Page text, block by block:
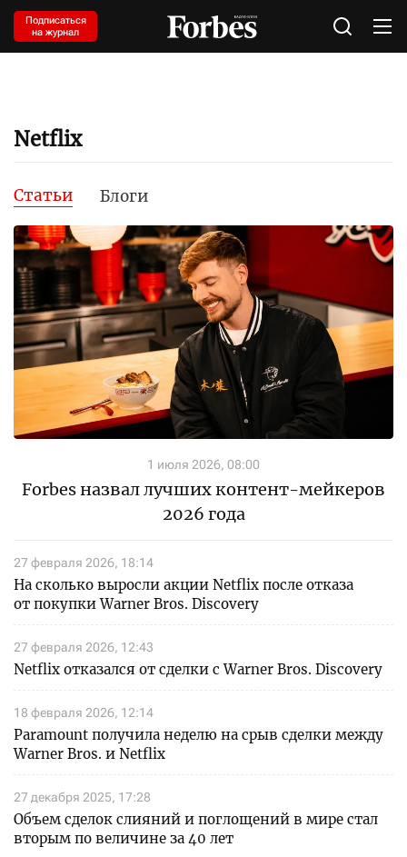
Подписаться
на журнал
Netflix
Статьи Блоги
1 июля 2026, 08:00
Forbes назвал лучших контент-мейкеров
2026 года
27 февраля 2026, 18:14
На сколько выросли акции Netflix после отказа
от покупки Warner Bros. Discovery
27 февраля 2026, 12:43
Netflix отказался от сделки с Warner Bros. Discovery
18 февраля 2026, 12:14
Paramount получила неделю на срыв сделки между
Warner Bros. и Netflix
27 декабря 2025, 17:28
Объем сделок слияний и поглощений в мире стал
вторым по величине за 40 лет